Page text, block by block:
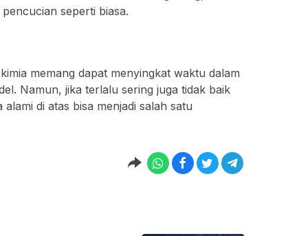
seperti biasa.
memang dapat menyingkat waktu dalam
Namun, jika terlalu sering juga tidak baik
di atas bisa menjadi salah satu